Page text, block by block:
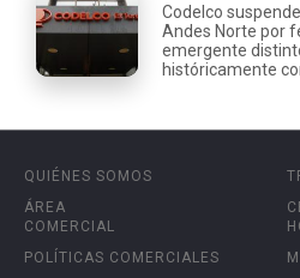
Codelco
Andes Norte por
emergente
históricamente
QUIÉNES SOMOS
ÁREA
COMERCIAL
POLÍTICAS COMERCIALES